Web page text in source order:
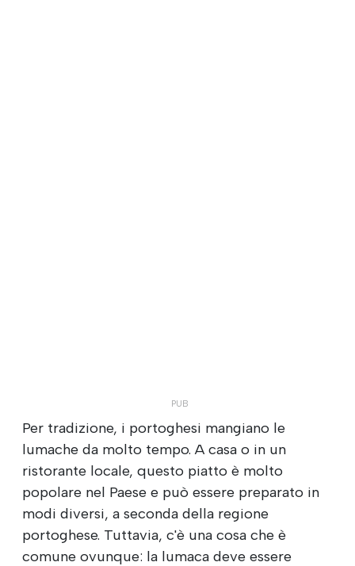
Per tradizione, i portoghesi mangiano le
lumache da molto tempo. A casa o in un
ristorante locale, questo piatto è molto
popolare nel Paese e può essere preparato in
modi diversi, a seconda della regione
portoghese. Tuttavia, c'è una cosa che è
comune ovunque: la lumaca deve essere